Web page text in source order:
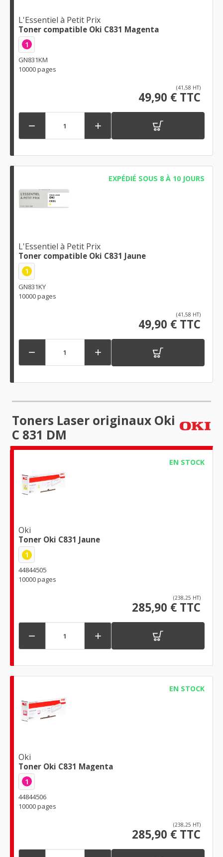
L'Essentiel à Petit Prix
Toner compatible Oki C831 Magenta
1
GN831KM
10000 pages
(41,58 HT)
49,90 € TTC
 
EXPÉDIÉ SOUS 8 À 10 JOURS
L'Essentiel à Petit Prix
Toner compatible Oki C831 Jaune
1
GN831KY
10000 pages
(41,58 HT)
49,90 € TTC
 
Toners Laser originaux Oki
C 831 DM
EN STOCK
Oki
Toner Oki C831 Jaune
1
44844505
10000 pages
(238,25 HT)
285,90 € TTC
 
EN STOCK
Oki
Toner Oki C831 Magenta
1
44844506
10000 pages
(238,25 HT)
285,90 € TTC